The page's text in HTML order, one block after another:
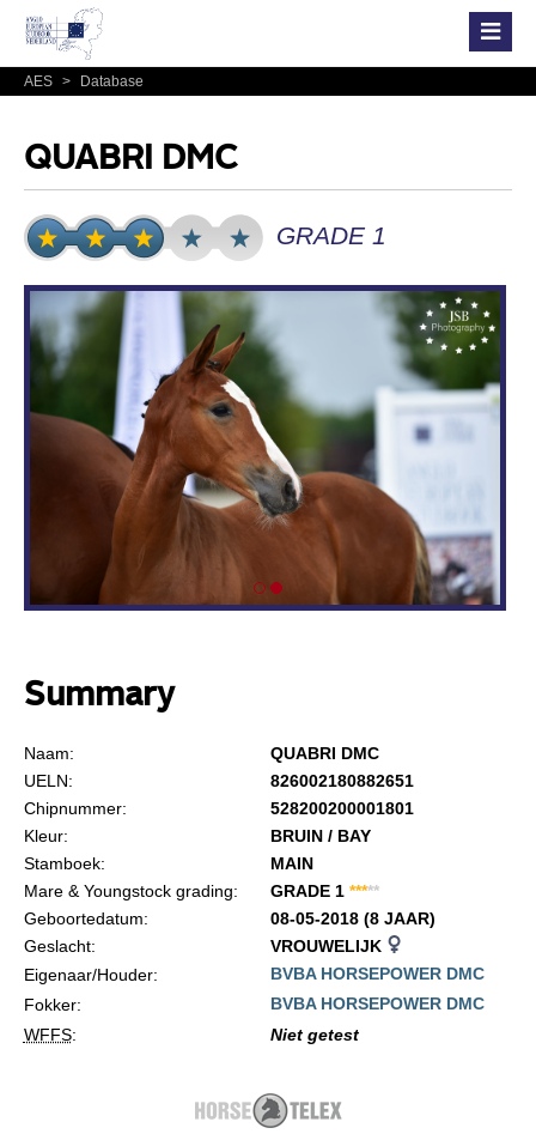
AES > Database
QUABRI DMC
GRADE 1
Summary
Naam:
QUABRI DMC
UELN:
826002180882651
Chipnummer:
528200200001801
Kleur:
BRUIN / BAY
Stamboek:
MAIN
Mare & Youngstock grading:
GRADE 1 *****
Geboortedatum:
08-05-2018 (8 JAAR)
Geslacht:
VROUWELIJK
Eigenaar/Houder:
BVBA HORSEPOWER DMC
Fokker:
BVBA HORSEPOWER DMC
WFFS: Niet getest